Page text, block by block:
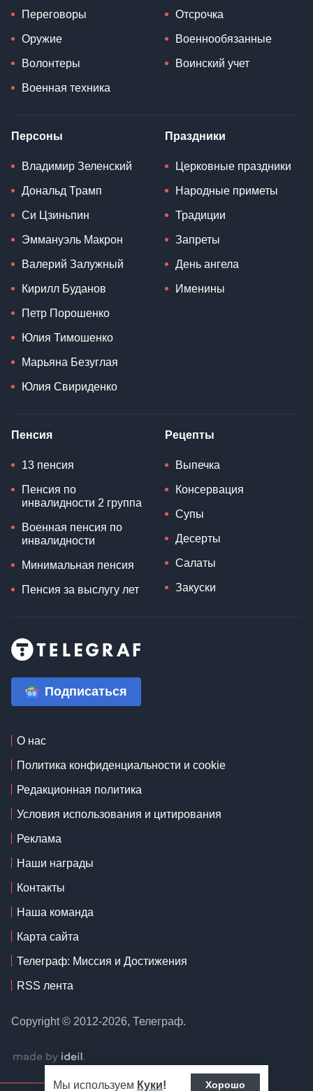
Мы используем Куки! Хорошо
Переговоры
Оружие
Волонтеры
Военная техника
Отсрочка
Военнообязанные
Воинский учет
Персоны
Владимир Зеленский
Дональд Трамп
Си Цзиньпин
Эммануэль Макрон
Валерий Залужный
Кирилл Буданов
Петр Порошенко
Юлия Тимошенко
Марьяна Безуглая
Юлия Свириденко
Праздники
Церковные праздники
Народные приметы
Традиции
Запреты
День ангела
Именины
Пенсия
13 пенсия
Пенсия по
инвалидности 2 группа
Военная пенсия по
инвалидности
Минимальная пенсия
Пенсия за выслугу лет
Рецепты
Выпечка
Консервация
Супы
Десерты
Салаты
Закуски
Подписаться
О нас
Политика конфиденциальности и cookie
Редакционная политика
Условия использования и цитирования
Реклама
Наши награды
Контакты
Наша команда
Карта сайта
Телеграф: Миссия и Достижения
RSS лента
Copyright © 2012-2026, Телеграф.